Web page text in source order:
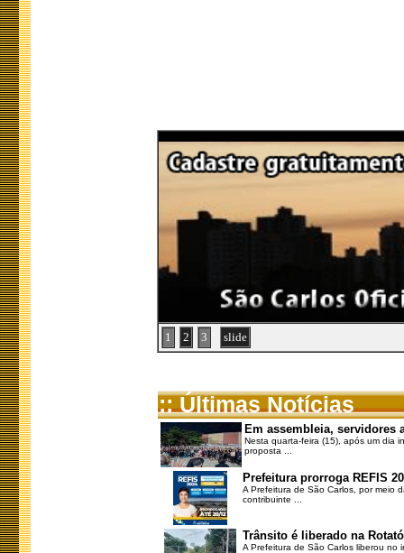
1 2 3 slide
:: Últimas Notícias
Em assembleia, servidores
Nesta quarta-feira (15), após um dia
proposta ...
Prefeitura prorroga REFIS
A Prefeitura de São Carlos, por meio
contribuinte ...
Trânsito é liberado na
A Prefeitura de São Carlos liberou